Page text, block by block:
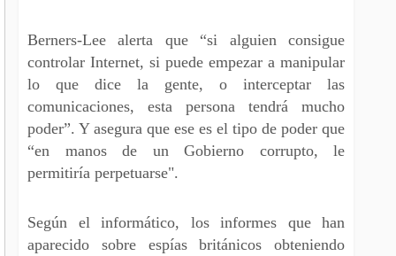
Berners-Lee alerta que “si alguien consigue
controlar Internet, si puede empezar a manipular
lo que dice la gente, o interceptar las
comunicaciones, esta persona tendrá mucho
poder”. Y asegura que ese es el tipo de poder que
“en manos de un Gobierno corrupto, le
permitiría perpetuarse".
Según el informático, los informes que han
aparecido sobre espías británicos obteniendo